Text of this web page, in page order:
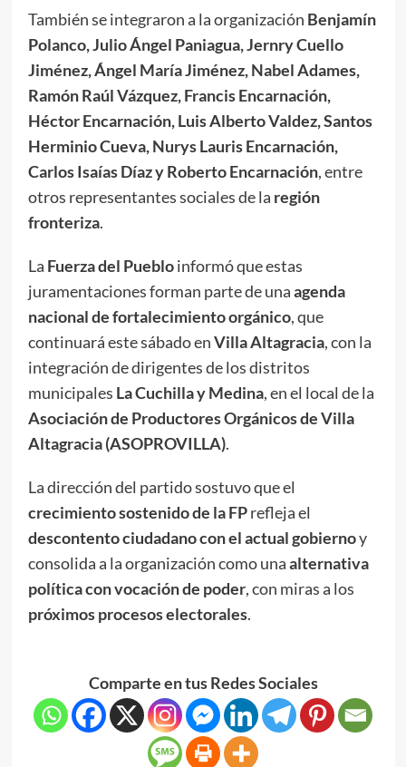
También se integraron a la organización Benjamín
Polanco, Julio Ángel Paniagua, Jernry Cuello
Jiménez, Ángel María Jiménez, Nabel Adames,
Ramón Raúl Vázquez, Francis Encarnación,
Héctor Encarnación, Luis Alberto Valdez, Santos
Herminio Cueva, Nurys Lauris Encarnación,
Carlos Isaías Díaz y Roberto Encarnación, entre
otros representantes sociales de la región
fronteriza.
La Fuerza del Puebloinformó que estas
juramentaciones forman parte de unaagenda
nacional de fortalecimiento orgánico, que
continuará este sábado enVilla Altagracia, con la
integración de dirigentes de los distritos
municipales La Cuchilla y Medina, en el local de la
Asociación de Productores Orgánicos de Villa
Altagracia (ASOPROVILLA).
La dirección del partido sostuvo que el
crecimiento sostenido de la FPrefleja el
descontento ciudadano con el actual gobiernoy
consolida a la organización como unaalternativa
política con vocación de poder, con miras a los
próximos procesos electorales.
Comparte en tus Redes Sociales